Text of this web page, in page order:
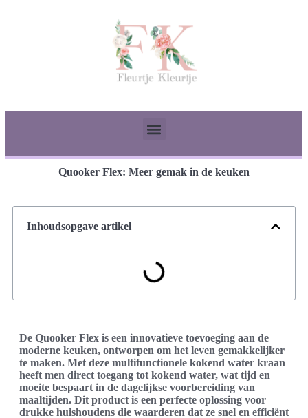
Quooker Flex: Meer gemak in de keuken
Inhoudsopgave artikel
De Quooker Flex is een innovatieve toevoeging aan de
moderne keuken, ontworpen om het leven gemakkelijker
te maken. Met deze multifunctionele kokend water kraan
heeft men direct toegang tot kokend water, wat tijd en
moeite bespaart in de dagelijkse voorbereiding van
maaltijden. Dit product is een perfecte oplossing voor
drukke huishoudens die waarderen dat ze snel en efficiënt